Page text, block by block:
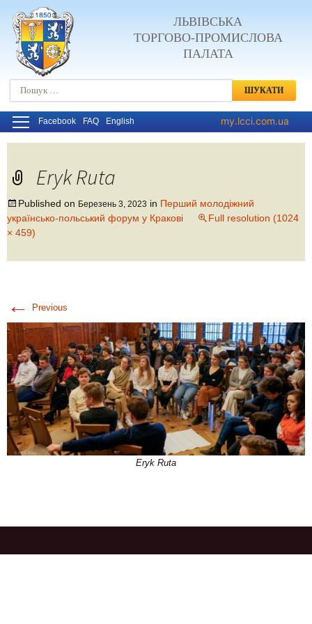
ЛЬВІВСЬКА
ТОРГОВО-ПРОМИСЛОВА
ПАЛАТА
Пошук:
Facebook FAQ English my.lcci.com.ua
Eryk Ruta
Published on Березень 3, 2023 in Перший молодіжний
українсько-польський форум у Кракові
Full resolution (1024
× 459)
← Previous
Eryk Ruta